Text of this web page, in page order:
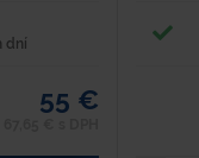
dní
55 €